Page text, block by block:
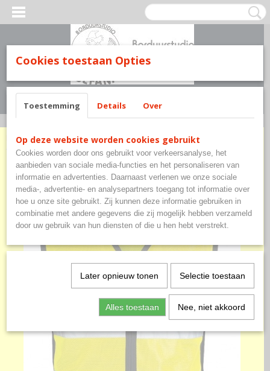
Inloggen Registreren
Home >Hi-Viz en werkkleding>IXS Neon Veiligheidsvest
Cookies toestaan Opties
Toestemming Details Over
Op deze website worden cookies gebruikt
Cookies worden door ons gebruikt voor verkeersanalyse, het
aanbieden van sociale media-functies en het personaliseren van
informatie en advertenties. Daarnaast verlenen we onze sociale
media-, advertentie- en analysepartners toegang tot informatie over
hoe u onze site gebruikt. Zij kunnen deze informatie gebruiken in
combinatie met andere gegevens die zij mogelijk hebben verzameld
door uw gebruik van hun diensten of die u hen hebt verstrekt.
Later opnieuw tonen Selectie toestaan
Alles toestaan Nee, niet akkoord